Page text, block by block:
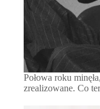
Połowa roku
zrealizowane. Co